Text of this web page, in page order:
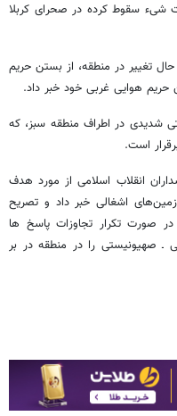
شیء سقوط کرده در صحرای کربلا
تغییر در منطقه، از بستن حریم
حریم هوایی غربی خود خبر داد.
شدیدی در اطراف منطقه سبز، که
است.
انقلاب اسلامی از مورد هدف
اشغالی خبر داد و تصریح
صورت تکرار تجاوزات پاسخ ها
ـ صهیونیستی را در منطقه در بر